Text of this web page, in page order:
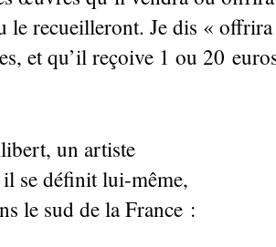
le recueilleront. Je dis « offrira
et qu’il reçoive 1 ou 20
un artiste
se définit lui-même,
le sud de la France :